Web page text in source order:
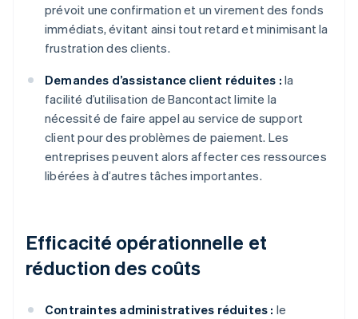
prévoit une confirmation et un virement des fonds
immédiats, évitant ainsi tout retard et minimisant la
frustration des clients.
Demandes d’assistance client réduites : la
facilité d’utilisation de Bancontact limite la
nécessité de faire appel au service de support
client pour des problèmes de paiement. Les
entreprises peuvent alors affecter ces ressources
libérées à d’autres tâches importantes.
Efficacité opérationnelle et
réduction des coûts
Contraintes administratives réduites : le